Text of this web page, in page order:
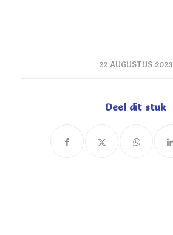
22 AUGUSTUS 2023
Deel dit stuk